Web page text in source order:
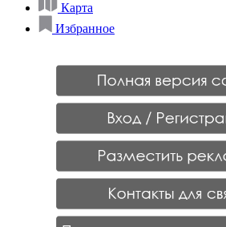
Карта
Избранное